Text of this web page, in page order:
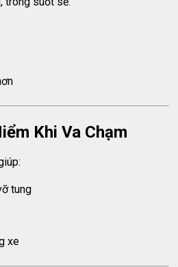
Khi Va Chạm
tung
xe